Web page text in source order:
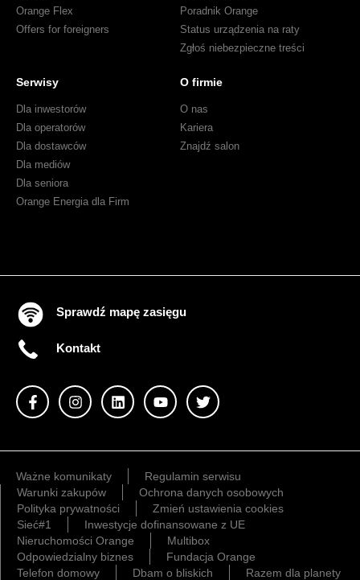
Orange Flex
Offers for foreigners
Poradnik Orange
Status urządzenia na raty
Zgłoś niebezpieczne treści
Serwisy
Dla inwestorów
Dla operatorów
Dla dostawców
Dla mediów
Dla seniora
Orange Energia dla Firm
O firmie
O nas
Kariera
Znajdź salon
Sprawdź mapę zasięgu
Kontakt
Ważne komunikaty
Regulamin serwisu
Warunki zakupów
Ochrona danych osobowych
Polityka prywatności
Zmień ustawienia cookies
Sieć#1
Inwestycje dofinansowane z UE
Nieruchomości Orange
Multibox
Odpowiedzialny biznes
Fundacja Orange
Telefon domowy
Dbam o bliskich Razem dla planety